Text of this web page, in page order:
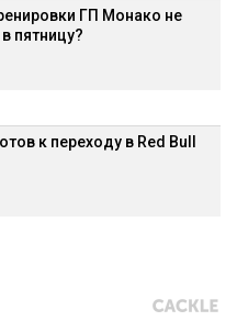
ГП Монако не
пятницу?
к переходу в Red Bull